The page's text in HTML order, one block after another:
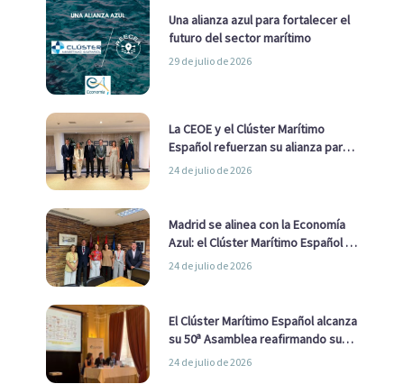
Una alianza azul para fortalecer el
futuro del sector marítimo
29 de julio de 2026
La CEOE y el Clúster Marítimo
Español refuerzan su alianza para
impulsar una estrategia Nacional
24 de julio de 2026
Madrid se alinea con la Economía
Azul: el Clúster Marítimo Español y
la Real Liga Naval avanzan alianzas
24 de julio de 2026
El Clúster Marítimo Español alcanza
su 50ª Asamblea reafirmando su
liderazgo en la Economía Azul
24 de julio de 2026